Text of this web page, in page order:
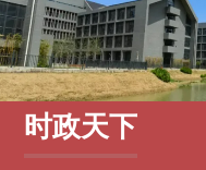
时政天下